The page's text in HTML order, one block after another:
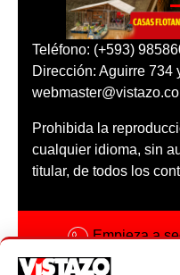
Teléfono: (+593)
Dirección: Aguirre 734
Prohibida la
cualquier idioma, sin
titular, de todos los
Empieza a